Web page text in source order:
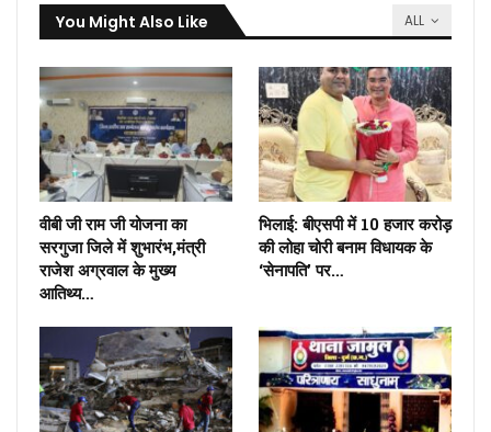
ALL
You Might Also Like
वीबी जी राम जी योजना का
सरगुजा जिले में शुभारंभ,मंत्री
राजेश अग्रवाल के मुख्य
आतिथ्य…
भिलाई: बीएसपी में 10 हजार करोड़
की लोहा चोरी बनाम विधायक के
‘सेनापति’ पर…